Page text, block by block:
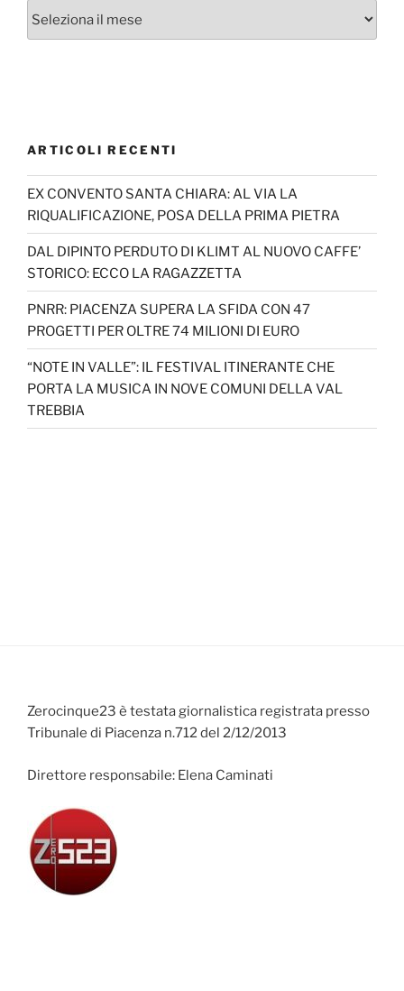
ARTICOLI RECENTI
EX CONVENTO SANTA CHIARA: AL VIA LA
RIQUALIFICAZIONE, POSA DELLA PRIMA PIETRA
DAL DIPINTO PERDUTO DI KLIMT AL NUOVO CAFFE’
STORICO: ECCO LA RAGAZZETTA
PNRR: PIACENZA SUPERA LA SFIDA CON 47
PROGETTI PER OLTRE 74 MILIONI DI EURO
“NOTE IN VALLE”: IL FESTIVAL ITINERANTE CHE
PORTA LA MUSICA IN NOVE COMUNI DELLA VAL
TREBBIA
Zerocinque23 è testata giornalistica registrata presso
Tribunale di Piacenza n.712 del 2/12/2013
Direttore responsabile: Elena Caminati